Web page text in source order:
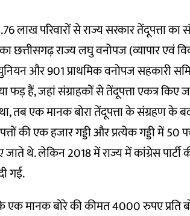
लाख परिवारों से राज्य सरकार तेंदूपत्ता का
छत्तीसगढ़ राज्य लघु वनोपज (व्यापार एवं
और 901 प्राथमिक वनोपज सहकारी
हैं, जहां संग्राहकों से तेंदूपत्ता एकत्र किए
तब एक मानक बोरा तेंदूपत्ता के संग्रहण के
की एक हजार गड्डी और प्रत्येक गड्डी में 50
जाते थे. लेकिन 2018 में राज्य में कांग्रेस
गई.